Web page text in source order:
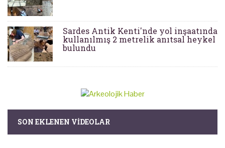
Sardes Antik Kenti'nde yol inşaatında
kullanılmış 2 metrelik anıtsal heykel
bulundu
SON EKLENEN VIDEOLAR